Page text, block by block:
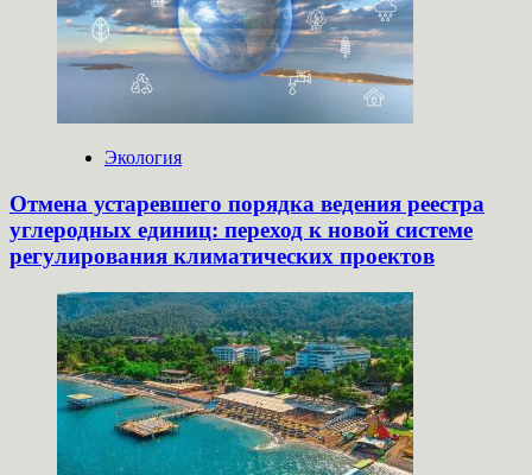
Экология
Отмена устаревшего порядка ведения реестра
углеродных единиц: переход к новой системе
регулирования климатических проектов